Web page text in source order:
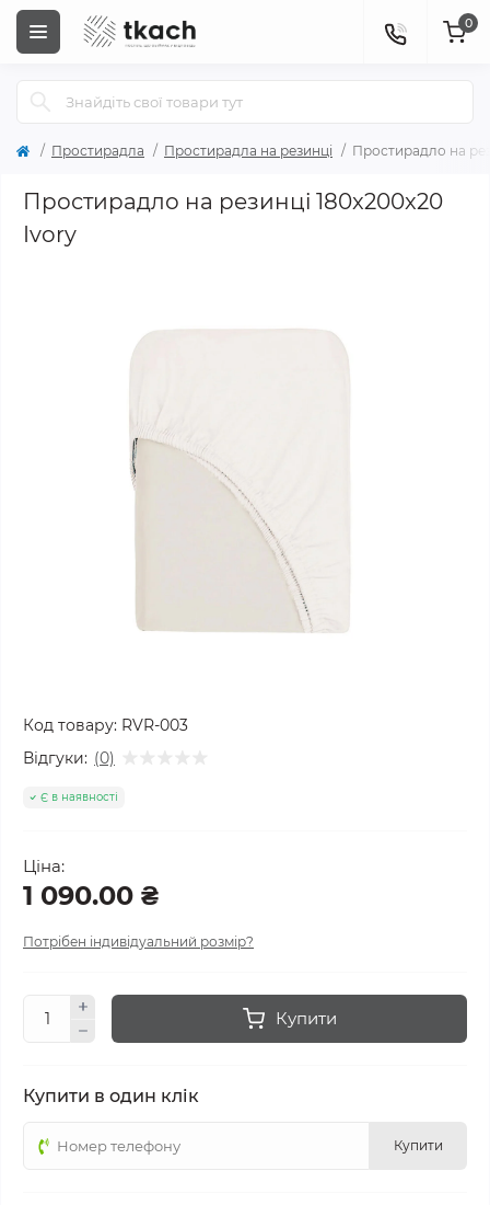
0
Простирадла Простирадла на резинці Простирадло на
Простирадло на резинці 180x200x20
Ivory
Код товару: RVR-003
Відгуки: (0)
Є в наявності
Ціна:
1 090.00 ₴
Потрібен індивідуальний розмір?
Купити
Купити в один клік
Купити